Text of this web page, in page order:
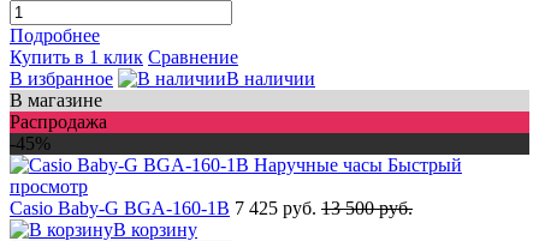
Подробнее
Купить в 1 клик Сравнение
В избранное
В наличии
В магазине
Распродажа
-45%
Быстрый
просмотр
Casio Baby-G BGA-160-1B 7 425 руб. 13 500 руб.
В корзину